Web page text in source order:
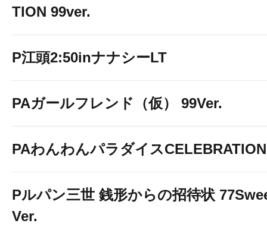
TION 99ver.
P江頭2:50inナナシーLT
PAガールフレンド（仮） 99Ver.
PAわんわんパラダイスCELEBRATION
Pルパン三世 銭形からの招待状
Ver.